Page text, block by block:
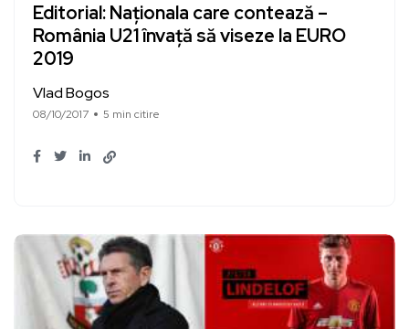
Editorial: Naționala care contează –
România U21 învață să viseze la EURO
2019
Vlad Bogos
08/10/2017 5 min citire